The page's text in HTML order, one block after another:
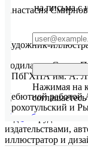
Анастасия
Художник-
Родилась в Санкт-
СПбГХПА им. А. Л.
Дебютной работой
Крохотульский и
года
издательствами,
иллюстратор и
Подробнее
на письма с
Нажимая на